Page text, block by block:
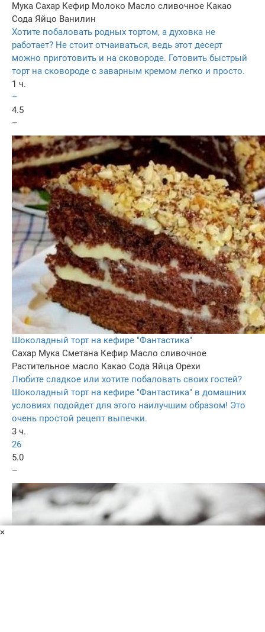
Мука Сахар Кефир Молоко Масло сливочное Какао
Сода Яйцо Ванилин
Хотите побаловать родных тортом, а духовка не
работает? Не стоит отчаиваться, ведь этот десерт
можно приготовить и на сковороде. Готовить быстрый
торт на сковороде с заварным кремом легко и просто.
1 ч.
–
4.5
–
Шоколадный торт на кефире "Фантастика"
Сахар Мука Сметана Кефир Масло сливочное
Растительное масло Какао Сода Яйца Орехи
Любите сладкое или хотите побаловать своих гостей?
Шоколадный торт на кефире "Фантастика" в домашних
условиях подойдет для этого наилучшим образом! Это
очень простой рецепт выпечки.
3 ч.
26
5.0
–
×